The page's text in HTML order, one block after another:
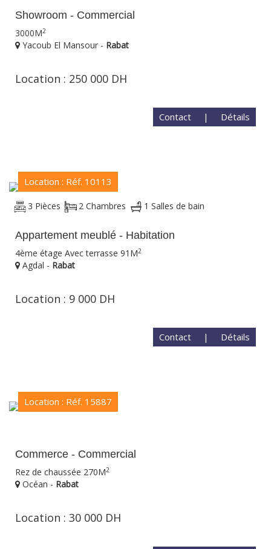
Showroom - Commercial
3000M2
Yacoub El Mansour - Rabat
Location : 250 000 DH
Détails
|
Contact
Location : Réf. 10113
3 Pièces 2 Chambres 1 Salles de bain
Appartement meublé - Habitation
4ème étage Avec terrasse 91M2
Agdal - Rabat
Location : 9 000 DH
Détails
|
Contact
Location : Réf. 15887
Commerce - Commercial
Rez de chaussée 270M2
Océan - Rabat
Location : 30 000 DH